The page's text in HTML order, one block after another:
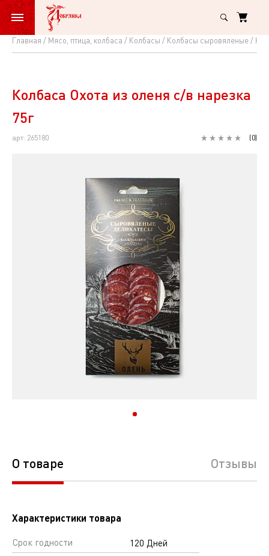
Главная Мясо, птица, колбаса Колбасы Колбасы сыровяленые
Колбаса
из
оленя
с/
Колбаса Охота из оленя с/в нарезка
75г
арт: 265180 (0)
О товаре Отзывы
Характеристики товара
Срок годности
120 Дней